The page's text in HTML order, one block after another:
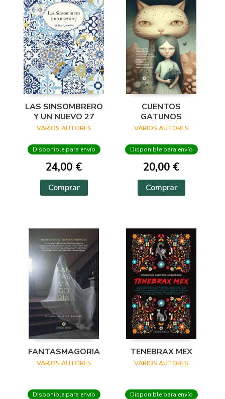
LAS SINSOMBRERO
Y UN NUEVO 27
VARIOS AUTORES
Disponible para envío
24,00 €
Comprar
CUENTOS
GATUNOS
VARIOS AUTORES
Disponible para envío
20,00 €
Comprar
FANTASMAGORIA
VARIOS AUTORES
Disponible para envío
TENEBRAX MEX
VARIOS AUTORES
Disponible para envío